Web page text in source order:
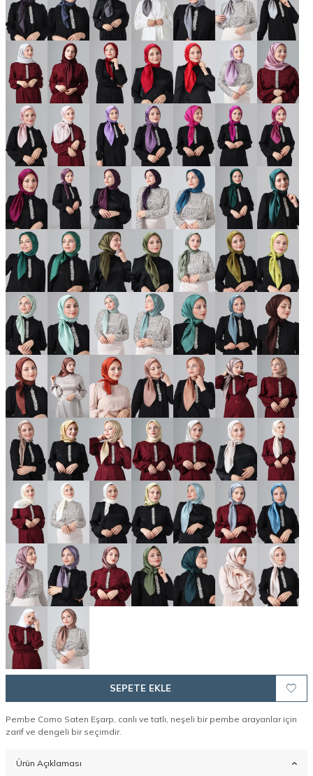
SEPETE EKLE
Pembe Como Saten Eşarp, canlı ve tatlı, neşeli bir pembe arayanlar için
zarif ve dengeli bir seçimdir.
Ürün Açıklaması